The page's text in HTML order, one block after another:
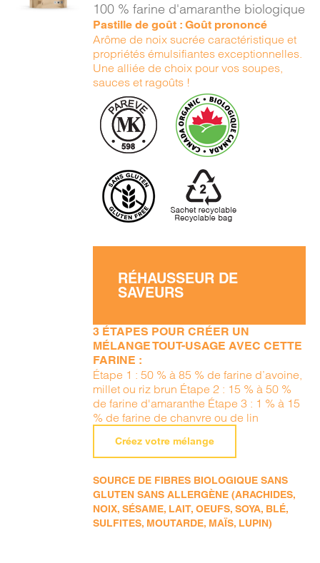
100 % farine d'amaranthe biologique
Pastille de goût : Goût prononcé
Arôme de noix sucrée caractéristique et
propriétés émulsifiantes exceptionnelles.
Une alliée de choix pour vos soupes,
sauces et ragoûts !
RÉHAUSSEUR DE
SAVEURS
3 ÉTAPES POUR CRÉER UN
MÉLANGE TOUT-USAGE AVEC CETTE
FARINE :
Étape 1 : 50 % à 85 % de farine d’avoine,
millet ou riz brun Étape 2 : 15 % à 50 %
de farine d'amaranthe Étape 3 : 1 % à 15
% de farine de chanvre ou de lin
Créez votre mélange
SOURCE DE FIBRES BIOLOGIQUE SANS
GLUTEN SANS ALLERGÈNE (ARACHIDES,
NOIX, SÉSAME, LAIT, OEUFS, SOYA, BLÉ,
SULFITES, MOUTARDE, MAÏS, LUPIN)